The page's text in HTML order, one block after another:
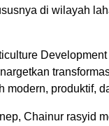
di wilayah
modern, produktif,
Chainur rasyid